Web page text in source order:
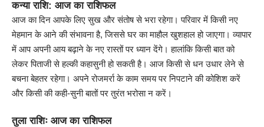
कन्या राशि: आज का राशिफल
आज का दिन आपके लिए सुख और संतोष से भरा रहेगा। परिवार में किसी नए
मेहमान के आने की संभावना है, जिससे घर का माहौल खुशहाल हो जाएगा। व्यापार
में आप अपनी आय बढ़ाने के नए रास्तों पर ध्यान देंगे। हालांकि किसी बात को
लेकर पिताजी से हल्की कहासुनी हो सकती है। आज किसी से धन उधार लेने से
बचना बेहतर रहेगा। अपने रोजमर्रा के काम समय पर निपटाने की कोशिश करें
और किसी की कही-सुनी बातों पर तुरंत भरोसा न करें।
तुला राशिः आज का राशिफल